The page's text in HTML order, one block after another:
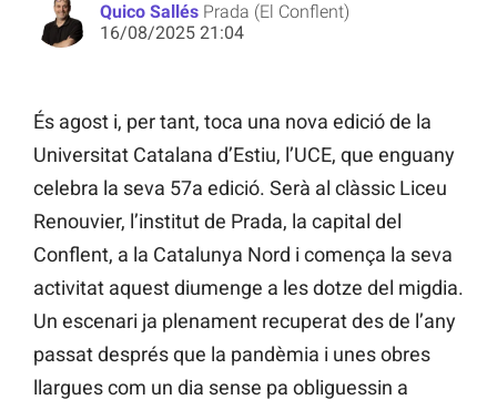
Quico Sallés Prada (El Conflent)
16/08/2025 21:04
És agost i, per tant, toca una nova edició de la
Universitat Catalana d’Estiu, l’UCE, que enguany
celebra la seva 57a edició. Serà al clàssic Liceu
Renouvier, l’institut de Prada, la capital del
Conflent, a la Catalunya Nord i comença la seva
activitat aquest diumenge a les dotze del migdia.
Un escenari ja plenament recuperat des de l’any
passat després que la pandèmia i unes obres
llargues com un dia sense pa obliguessin a